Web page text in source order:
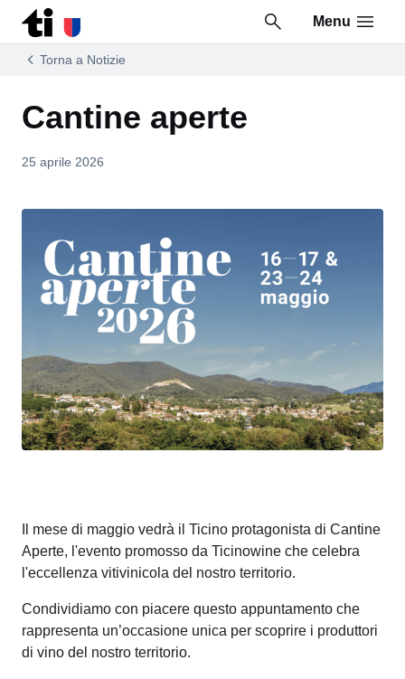
Vai al contenuto della pagina
Vai al piè di pagina
Menu
Torna a Notizie
Cantine aperte
25 aprile 2026
Il mese di maggio vedrà il Ticino protagonista di Cantine
Aperte, l'evento promosso da Ticinowine che celebra
l'eccellenza vitivinicola del nostro territorio.
Condividiamo con piacere questo appuntamento che
rappresenta un’occasione unica per scoprire i produttori
di vino del nostro territorio.